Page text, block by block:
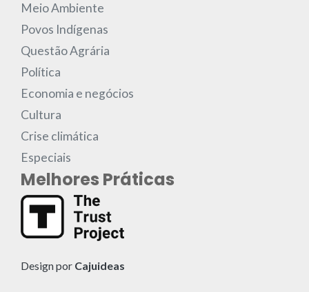
Meio Ambiente
Povos Indígenas
Questão Agrária
Política
Economia e negócios
Cultura
Crise climática
Especiais
Melhores Práticas
Design por Cajuideas